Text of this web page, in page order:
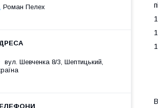
Роман Пелех
вул. Шевченка 8/3, Шептицький,